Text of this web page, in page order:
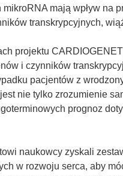
mają wpływ na
transkrypcyjnych,
projektu
i czynników
pacjentów z
nie tylko zrozumienie
prognoz
naukowcy zyskali
w rozwoju serca, aby